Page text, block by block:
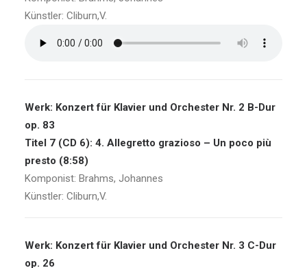
Künstler: Cliburn,V.
Werk: Konzert für Klavier und Orchester Nr. 2 B-Dur
op. 83
Titel 7 (CD 6): 4. Allegretto grazioso – Un poco più
presto (8:58)
Komponist: Brahms, Johannes
Künstler: Cliburn,V.
Werk: Konzert für Klavier und Orchester Nr. 3 C-Dur
op. 26